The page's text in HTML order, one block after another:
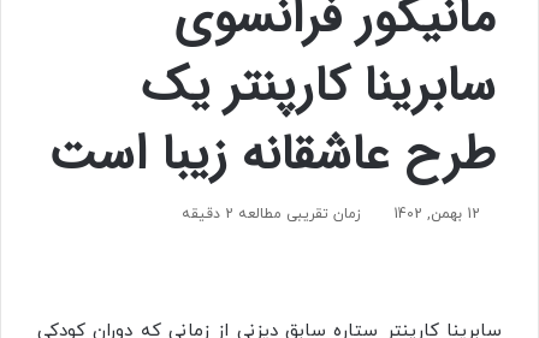
مانیکور فرانسوی
سابرینا کارپنتر یک
طرح عاشقانه زیبا است
12 بهمن, 1402 زمان تقریبی مطالعه 2 دقیقه
سابرینا کارپنتر ستاره سابق دیزنی از زمانی که دوران کودکی